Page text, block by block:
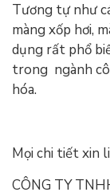
Tương tự như
màng xốp hơi,
dụng rất phổ
trong ngành
hóa.
Mọi chi tiết xin
CÔNG TY